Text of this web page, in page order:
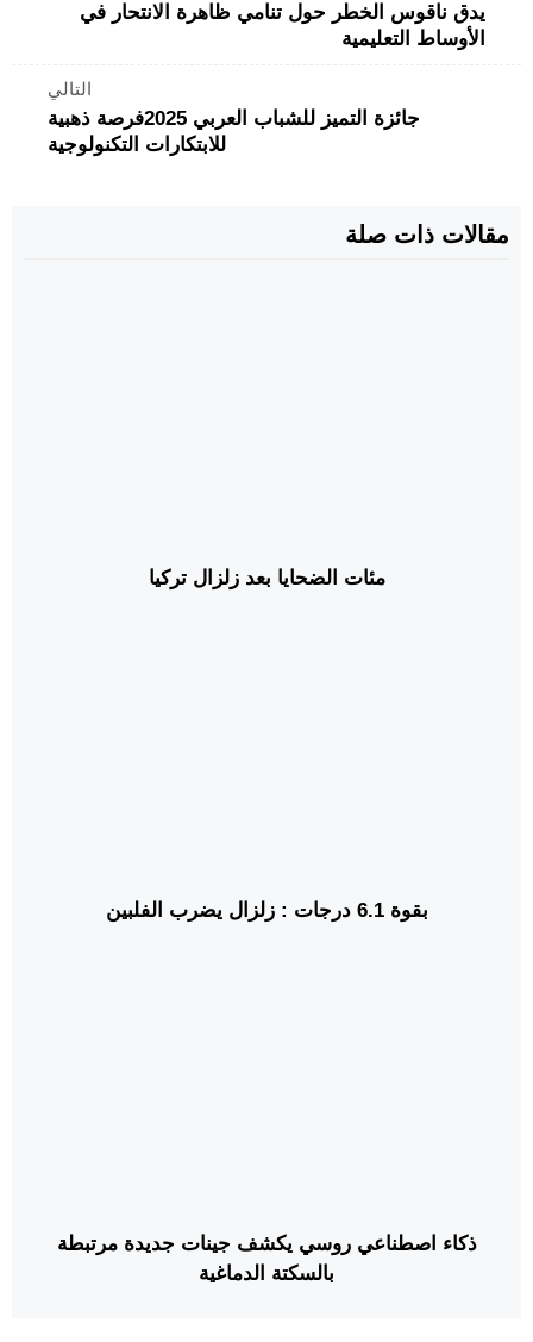
يدق ناقوس الخطر حول تنامي ظاهرة الانتحار في
الأوساط التعليمية
التالي
جائزة التميز للشباب العربي 2025فرصة ذهبية
للابتكارات التكنولوجية
مقالات ذات صلة
مئات الضحايا بعد زلزال تركيا
بقوة 6.1 درجات : زلزال يضرب الفلبين
ذكاء اصطناعي روسي يكشف جينات جديدة مرتبطة
بالسكتة الدماغية